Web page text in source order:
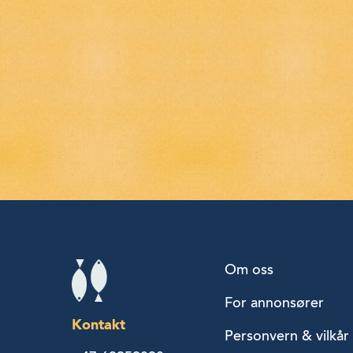
Kontakt
Om oss
For annonsører
Personvern & vilkår